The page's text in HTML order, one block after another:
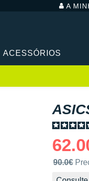
A
ACESSÓRIOS
Preço de
90.0€